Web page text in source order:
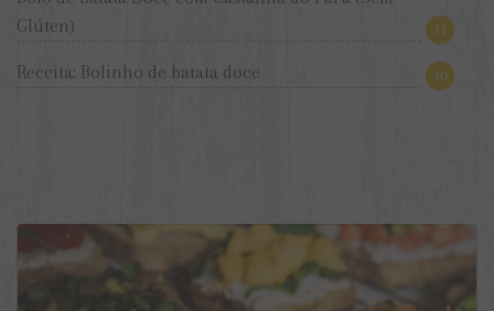
Glúten)
11
Receita: Bolinho de batata doce 10